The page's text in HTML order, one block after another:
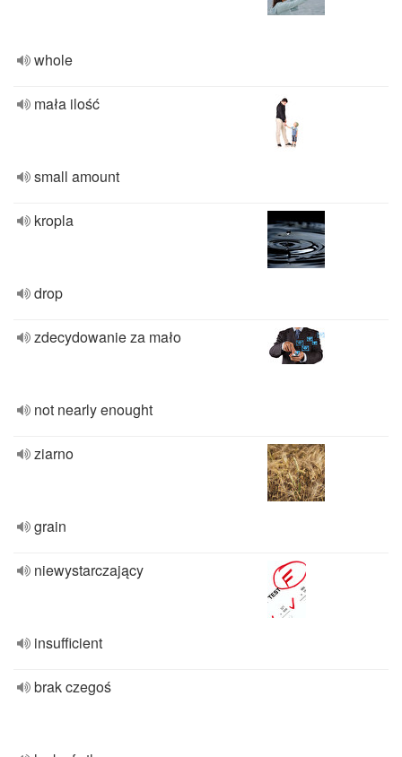
whole
mała ilość
small amount
kropla
drop
zdecydowanie za mało
not nearly enought
ziarno
grain
niewystarczający
insufficient
brak czegoś